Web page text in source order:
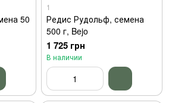
50
1
Редис Рудольф, семена
500 г, Bejo
1 725 грн
В наличии